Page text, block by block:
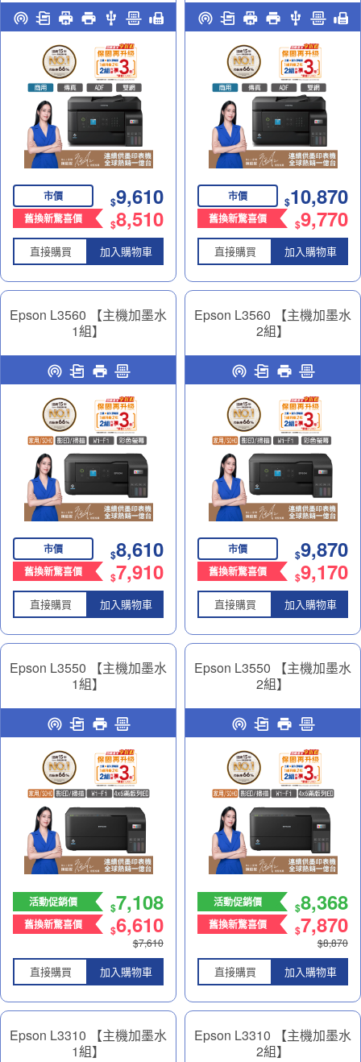
供墨印表機｜商務多工神助
力
市價 $9,610
舊換新驚喜價 $8,510
直接購買 加入購物車
供墨印表機｜商務多工神助
力
市價 $10,870
舊換新驚喜價 $9,770
直接購買 加入購物車
Epson L3560 【主機加墨水
1組】
遙控連續供墨印表機
市價 $8,610
舊換新驚喜價 $7,910
直接購買 加入購物車
Epson L3560 【主機加墨水
2組】
遙控連續供墨印表機
市價 $9,870
舊換新驚喜價 $9,170
直接購買 加入購物車
Epson L3550 【主機加墨水
1組】
連續供墨印表機｜精省列印
好夥伴
活動促銷價 $7,108
舊換新驚喜價 $6,610
$7,610
直接購買 加入購物車
Epson L3550 【主機加墨水
2組】
連續供墨印表機｜精省列印
好夥伴
活動促銷價 $8,368
舊換新驚喜價 $7,870
$8,870
直接購買 加入購物車
Epson L3310 【主機加墨水
1組】
Epson L3310 【主機加墨水
2組】